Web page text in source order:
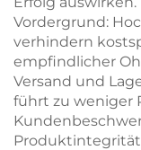
Vordergrund:
verhindern
empfindlicher
Versand und
führt zu weniger